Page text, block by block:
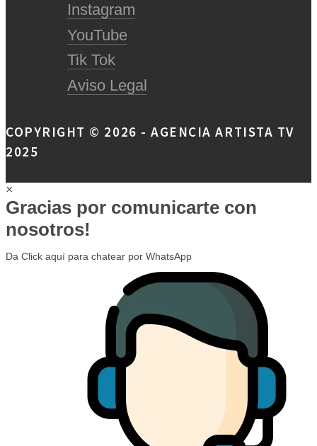
Instagram
YouTube
Tik Tok
Aviso Legal
COPYRIGHT © 2026 - AGENCIA ARTISTA TV
2025
×
Gracias por comunicarte con
nosotros!
Da Click aquí para chatear por WhatsApp